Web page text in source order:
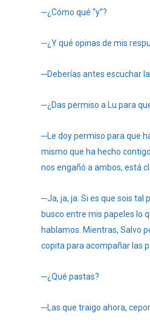
─¿Cómo qué “y”?
─¿Y qué opinas de mis
─Deberías antes escuchar
─¿Das permiso a Lu para
─Le doy permiso para que
mismo que ha hecho
nos engañó a ambos, está
─Ja, ja, ja. Si es que sois tal
busco entre mis papeles lo
hablamos. Mientras, Salvo
copita para acompañar las
─¿Qué pastas?
─Las que traigo ahora,